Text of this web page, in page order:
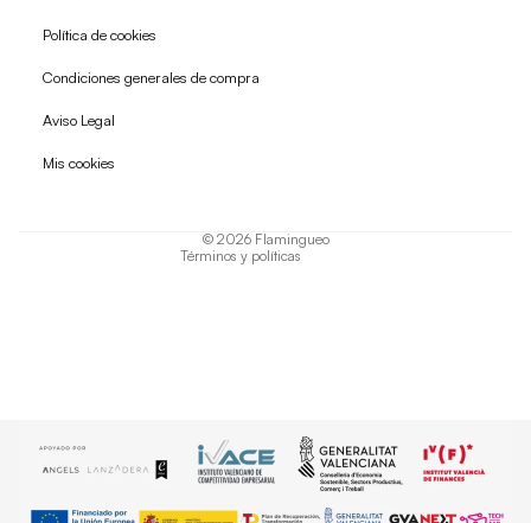
Política de cookies
Condiciones generales de compra
Aviso Legal
Mis cookies
© 2026 Flamingueo
Términos y políticas